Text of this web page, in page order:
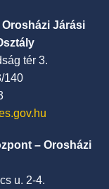
Járási
tér 3.
140
– Orosházi
u. 2-4.